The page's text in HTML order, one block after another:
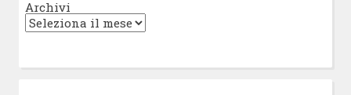
Archivi